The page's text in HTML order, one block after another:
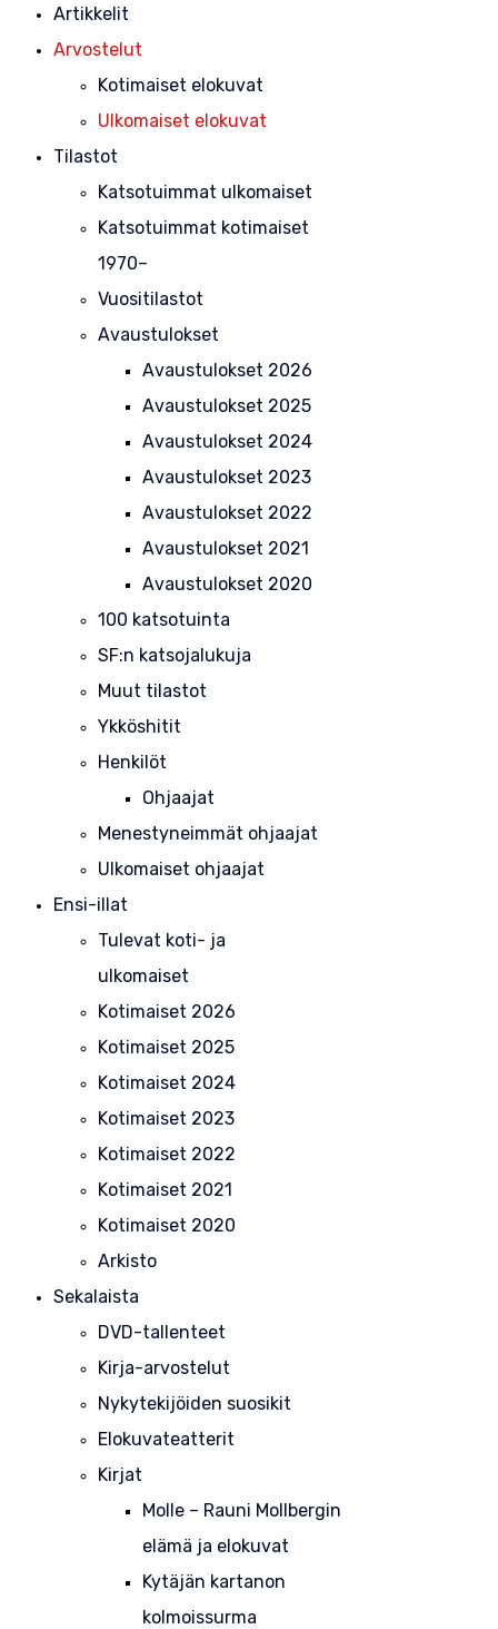
Artikkelit
Arvostelut
Kotimaiset elokuvat
Ulkomaiset elokuvat
Tilastot
Katsotuimmat ulkomaiset
Katsotuimmat kotimaiset
1970–
Vuositilastot
Avaustulokset
Avaustulokset 2026
Avaustulokset 2025
Avaustulokset 2024
Avaustulokset 2023
Avaustulokset 2022
Avaustulokset 2021
Avaustulokset 2020
100 katsotuinta
SF:n katsojalukuja
Muut tilastot
Ykköshitit
Henkilöt
Ohjaajat
Menestyneimmät ohjaajat
Ulkomaiset ohjaajat
Ensi-illat
Tulevat koti- ja
ulkomaiset
Kotimaiset 2026
Kotimaiset 2025
Kotimaiset 2024
Kotimaiset 2023
Kotimaiset 2022
Kotimaiset 2021
Kotimaiset 2020
Arkisto
Sekalaista
DVD-tallenteet
Kirja-arvostelut
Nykytekijöiden suosikit
Elokuvateatterit
Kirjat
Molle – Rauni Mollbergin
elämä ja elokuvat
Kytäjän kartanon
kolmoissurma